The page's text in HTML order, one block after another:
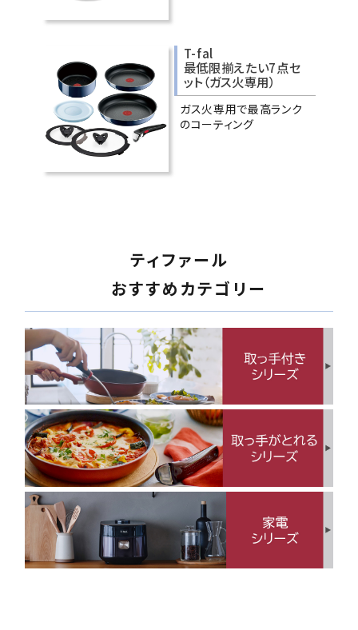
T-fal
最低限揃えたい7点セ
ット（ガス火専用）
ガス火専用で最高ランク
のコーティング
ティファール
おすすめカテゴリー